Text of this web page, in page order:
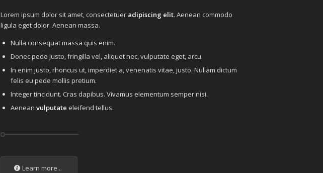
Lorem ipsum dolor sit amet, consectetuer adipiscing elit. Aenean commodo
ligula eget dolor. Aenean massa.
Nulla consequat massa quis enim.
Donec pede justo, fringilla vel, aliquet nec, vulputate eget, arcu.
In enim justo, rhoncus ut, imperdiet a, venenatis vitae, justo. Nullam dictum
felis eu pede mollis pretium.
Integer tincidunt. Cras dapibus. Vivamus elementum semper nisi.
Aenean vulputate eleifend tellus.
Learn more...